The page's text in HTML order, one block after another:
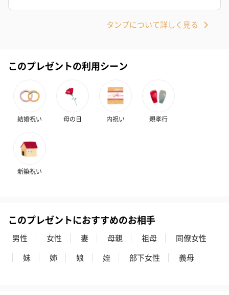
※20歳未満の方への酒類の販売はいたしません。
ディット（712円）
おつまみ・その他
お酒にぴったりのおつまみ・サプリを同梱してお届けいたしま
す。
タンプについて詳しく見る
このプレゼントの利用シーン
結婚祝い 母の日 内祝い 親孝行
新築祝い
このプレゼントにおすすめのお相手
男性 女性 妻 母親 祖母
同僚女性
妹
姉 娘 姪 部下女性 義母